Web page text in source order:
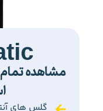
مشاهده
گلس های